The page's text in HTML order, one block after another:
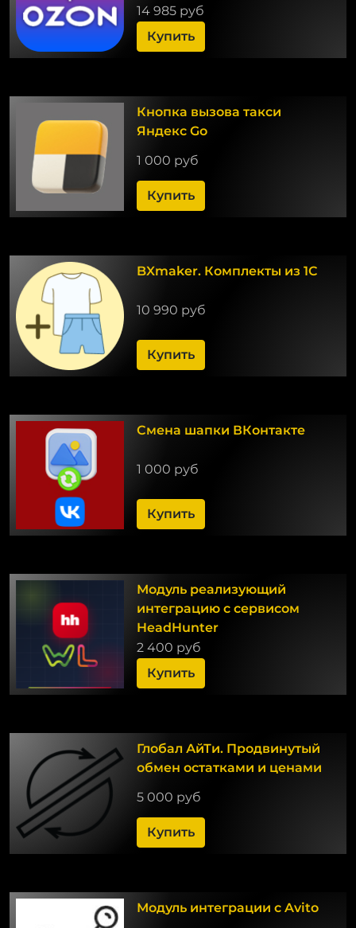
14 985 руб
Купить
Кнопка вызова такси
Яндекс Go
1 000 руб
Купить
BXmaker. Комплекты из 1С
10 990 руб
Купить
Смена шапки ВКонтакте
1 000 руб
Купить
Модуль реализующий
интеграцию с сервисом
HeadHunter
2 400 руб
Купить
Глобал АйТи. Продвинутый
обмен остатками и ценами
5 000 руб
Купить
Модуль интеграции с Avito